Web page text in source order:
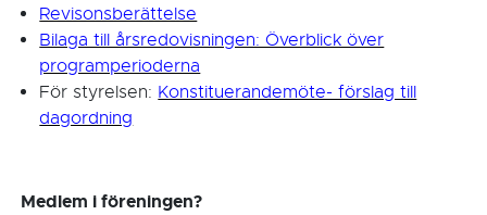
Revisonsberättelse
Bilaga till årsredovisningen: Överblick över
programperioderna
För styrelsen: Konstituerandemöte- förslag till
dagordning
Medlem i föreningen?